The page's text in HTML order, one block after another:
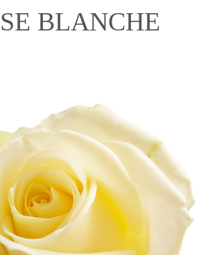
BLANCHE